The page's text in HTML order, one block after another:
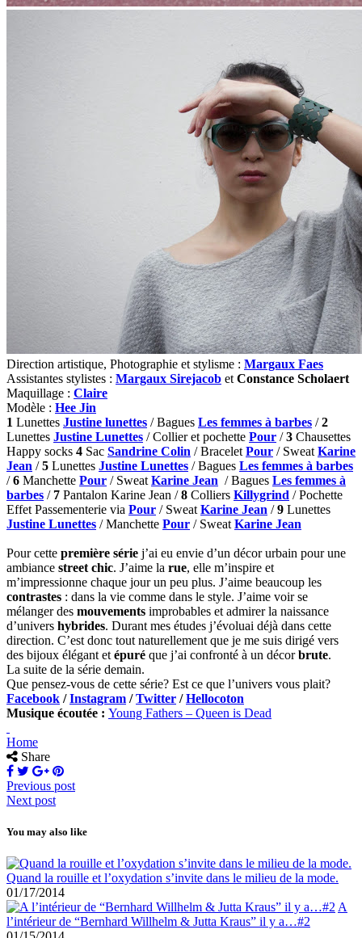
Direction artistique, Photographie et stylisme : Margaux Faes
Assistantes stylistes : Margaux Sirejacob et Constance Scholaert
Maquillage : Claire
Modèle : Hee Jin
1 Lunettes Justine lunettes / Bagues Les femmes à barbes /2
Lunettes Justine Lunettes / Collier et pochette Pour /3 Chausettes
Happy socks 4 Sac Sandrine Colin / Bracelet Pour / Sweat Karine
Jean /5 Lunettes Justine Lunettes / Bagues Les femmes à barbes
/6 Manchette Pour / Sweat Karine Jean / Bagues Les femmes à
barbes / 7 Pantalon Karine Jean /8 Colliers Killygrind / Pochette
Effet Passementerie via Pour / Sweat Karine Jean /9 Lunettes
Justine Lunettes / Manchette Pour / Sweat Karine Jean
Pour cette première série j’ai eu envie d’un décor urbain pour une
ambiance street chic. J’aime la rue, elle m’inspire et
m’impressionne chaque jour un peu plus. J’aime beaucoup les
contrastes : dans la vie comme dans le style. J’aime voir se
mélanger des mouvements improbables et admirer la naissance
d’univers hybrides. Durant mes études j’évoluai déjà dans cette
direction. C’est donc tout naturellement que je me suis dirigé vers
des bijoux élégant et épuré que j’ai confronté à un décorbrute.
La suite de la série demain.
Que pensez-vous de cette série? Est ce que l’univers vous plait?
Facebook /Instagram /Twitter /Hellocoton
Musique écoutée : Young Fathers – Queen is Dead
Home
Share
Previous post
Next post
You may also like
Quand la rouille et l’oxydation s’invite dans le milieu de la mode.
01/17/2014
A
l’intérieur de “Bernhard Willhelm & Jutta Kraus” il y a…#2